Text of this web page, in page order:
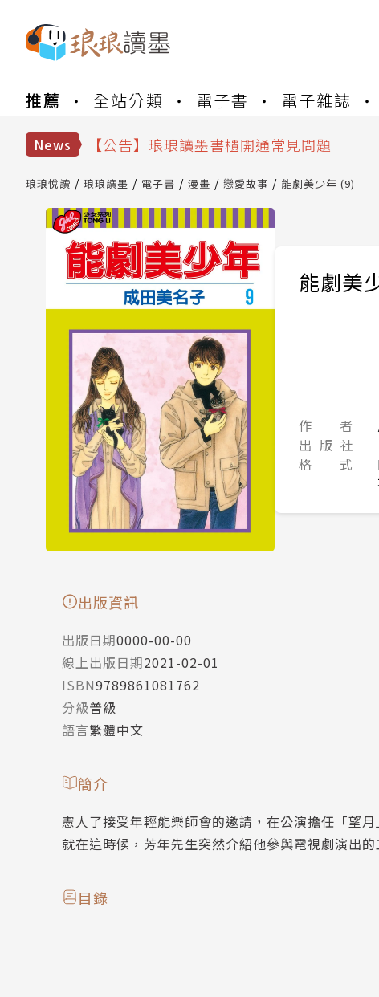
推薦 全站分類 電子書 電子雜誌
News
【公告】琅琅讀墨數位閱讀資產合併與書
【公告】琅琅讀墨 3 分鐘完成書櫃開通與
【公告】琅琅讀墨數位閱讀資產合併與書櫃
琅琅悅讀 琅琅讀墨 電子書 漫畫 戀愛故事 能劇美少年 (9)
能劇美
作 者
出 版 社
格 式
出版資訊
出版日期0000-00-00
線上出版日期2021-02-01
ISBN9789861081762
分級普級
語言繁體中文
簡介
憲人了接受年輕能樂師會的邀請，在公演擔任「望
就在這時候，芳年先生突然介紹他參與電視劇演出
目錄